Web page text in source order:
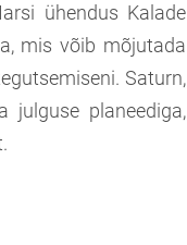
ühendus Kalade
mis võib mõjutada
Saturn,
julguse planeediga,